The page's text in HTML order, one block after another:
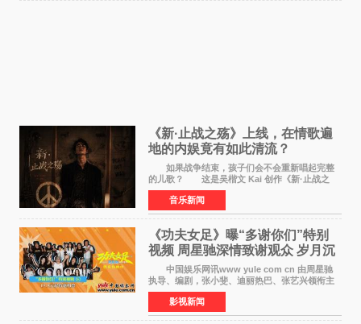
《新·止战之殇》上线，在情歌遍
地的内娱竟有如此清流？
如果战争结束，孩子们会不会重新唱起完整
的儿歌？ 这是吴楷文 Kai 创作《新·止战之
殇》时最初的想法。 从伊朗相关冲突引发的
地区局势，到世界各地仍在发生的动荡与不安，
战争从来不只
音乐新闻
《功夫女足》曝“多谢你们”特别
视频 周星驰深情致谢观众 岁月沉
淀不灭初心
中国娱乐网讯www yule com cn 由周星驰
执导、编剧，张小斐、迪丽热巴、张艺兴领衔主
演，刘嘉玲、佐藤健特别出演，艾米、雪野、蔡
思贝、胡予安、倪好特别介绍的喜剧电影《功夫
女足》释出多谢你
影视新闻